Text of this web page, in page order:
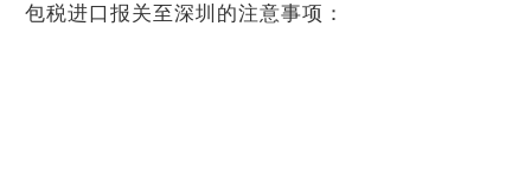
包税进口报关至深圳的注意事项：